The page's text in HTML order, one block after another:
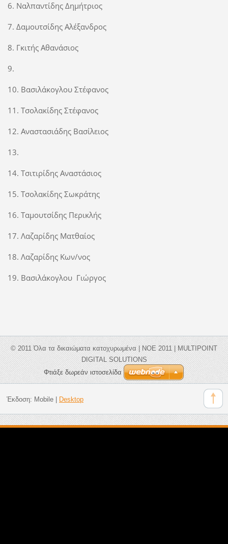
6. Ναλπαντίδης Δημήτριος
7. Δαμουτσίδης Αλέξανδρος
8. Γκιτής Αθανάσιος
9.
10. Βασιλάκογλου Στέφανος
11. Τσολακίδης Στέφανος
12. Αναστασιάδης Βασίλειος
13.
14. Τσιτιρίδης Αναστάσιος
15. Tσολακίδης Σωκράτης
16. Ταμουτσίδης Περικλής
17. Λαζαρίδης Ματθαίος
18. Λαζαρίδης Κων/νος
19. Βασιλάκογλου Γιώργος
© 2011 Όλα τα δικαιώματα κατοχυρωμένα | ΝΟΕ 2011 | MULTIPOINT
DIGITAL SOLUTIONS
Φτιάξε δωρεάν ιστοσελίδα
Έκδοση: Mobile| Desktop